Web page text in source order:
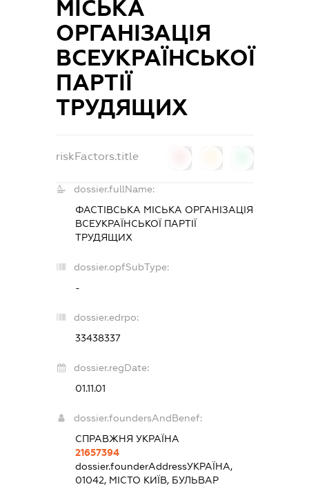
МІСЬКА
ОРГАНІЗАЦІЯ
ВСЕУКРАЇНСЬКОЇ
ПАРТІЇ
ТРУДЯЩИХ
riskFactors.title
dossier.fullName:
ФАСТІВСЬКА МІСЬКА ОРГАНІЗАЦІЯ
ВСЕУКРАЇНСЬКОЇ ПАРТІЇ
ТРУДЯЩИХ
dossier.opfSubType:
-
dossier.edrpo:
33438337
dossier.regDate:
01.11.01
dossier.foundersAndBenef:
СПРАВЖНЯ УКРАЇНА
21657394
dossier.founderAddressУКРАЇНА,
01042, МІСТО КИЇВ, БУЛЬВАР